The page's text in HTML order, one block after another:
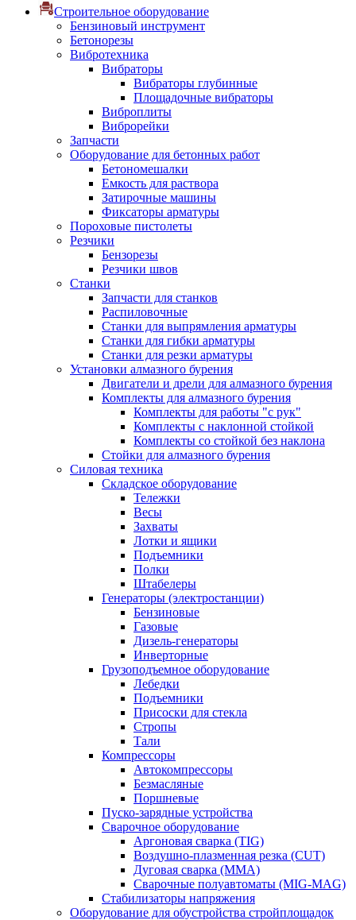
Строительное оборудование
Бензиновый инструмент
Бетонорезы
Вибротехника
Вибраторы
Вибраторы глубинные
Площадочные вибраторы
Виброплиты
Виброрейки
Запчасти
Оборудование для бетонных работ
Бетономешалки
Емкость для раствора
Затирочные машины
Фиксаторы арматуры
Пороховые пистолеты
Резчики
Бензорезы
Резчики швов
Станки
Запчасти для станков
Распиловочные
Станки для выпрямления арматуры
Станки для гибки арматуры
Станки для резки арматуры
Установки алмазного бурения
Двигатели и дрели для алмазного бурения
Комплекты для алмазного бурения
Комплекты для работы "с рук"
Комплекты с наклонной стойкой
Комплекты со стойкой без наклона
Стойки для алмазного бурения
Силовая техника
Складское оборудование
Тележки
Весы
Захваты
Лотки и ящики
Подъемники
Полки
Штабелеры
Генераторы (электростанции)
Бензиновые
Газовые
Дизель-генераторы
Инверторные
Грузоподъемное оборудование
Лебедки
Подъемники
Присоски для стекла
Стропы
Тали
Компрессоры
Автокомпрессоры
Безмасляные
Поршневые
Пуско-зарядные устройства
Сварочное оборудование
Аргоновая сварка (TIG)
Воздушно-плазменная резка (CUT)
Дуговая сварка (ММА)
Сварочные полуавтоматы (MIG-MAG)
Стабилизаторы напряжения
Оборудование для обустройства стройплощадок